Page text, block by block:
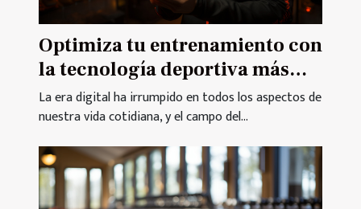
Optimiza tu entrenamiento con
la tecnología deportiva más
reciente
La era digital ha irrumpido en todos los aspectos de
nuestra vida cotidiana, y el campo del...